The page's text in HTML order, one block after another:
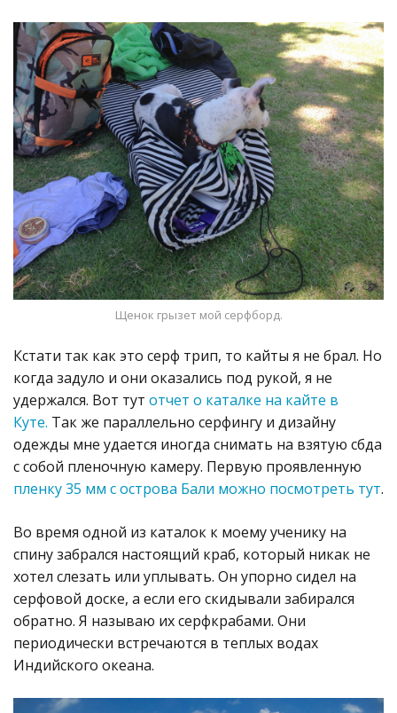
Щенок грызет мой серфборд.
Кстати так как это серф трип, то кайты я не брал. Но
когда задуло и они оказались под рукой, я не
удержался. Вот тут отчет о каталке на кайте в
Куте. Так же параллельно серфингу и дизайну
одежды мне удается иногда снимать на взятую сбда
с собой пленочную камеру. Первую проявленную
пленку 35 мм с острова Бали можно посмотреть тут.
Во время одной из каталок к моему ученику на
спину забрался настоящий краб, который никак не
хотел слезать или уплывать. Он упорно сидел на
серфовой доске, а если его скидывали забирался
обратно. Я называю их серфкрабами. Они
периодически встречаются в теплых водах
Индийского океана.